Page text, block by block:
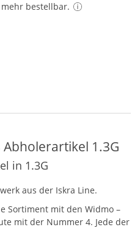
bestellbar.
1.3G
in 1.3G
aus der Iskra Line.
Sortiment mit den Widmo –
mit der Nummer 4. Jede der